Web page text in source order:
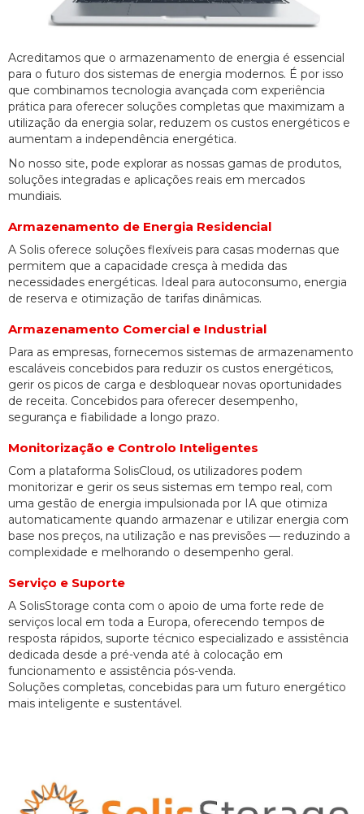
Acreditamos que o armazenamento de energia é essencial
para o futuro dos sistemas de energia modernos. É por isso
que combinamos tecnologia avançada com experiência
prática para oferecer soluções completas que maximizam a
utilização da energia solar, reduzem os custos energéticos e
aumentam a independência energética.
No nosso site, pode explorar as nossas gamas de produtos,
soluções integradas e aplicações reais em mercados
mundiais.
Armazenamento de Energia Residencial
A Solis oferece soluções flexíveis para casas modernas que
permitem que a capacidade cresça à medida das
necessidades energéticas. Ideal para autoconsumo, energia
de reserva e otimização de tarifas dinâmicas.
Armazenamento Comercial e Industrial
Para as empresas, fornecemos sistemas de armazenamento
escaláveis concebidos para reduzir os custos energéticos,
gerir os picos de carga e desbloquear novas oportunidades
de receita. Concebidos para oferecer desempenho,
segurança e fiabilidade a longo prazo.
Monitorização e Controlo Inteligentes
Com a plataforma SolisCloud, os utilizadores podem
monitorizar e gerir os seus sistemas em tempo real, com
uma gestão de energia impulsionada por IA que otimiza
automaticamente quando armazenar e utilizar energia com
base nos preços, na utilização e nas previsões — reduzindo a
complexidade e melhorando o desempenho geral.
Serviço e Suporte
A SolisStorage conta com o apoio de uma forte rede de
serviços local em toda a Europa, oferecendo tempos de
resposta rápidos, suporte técnico especializado e assistência
dedicada desde a pré-venda até à colocação em
funcionamento e assistência pós-venda.
Soluções completas, concebidas para um futuro energético
mais inteligente e sustentável.